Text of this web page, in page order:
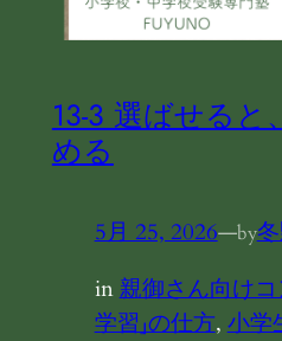
13-3 選ばせると
める
5月 25, 2026—by
in親御さん向け
学習」の仕方, 小学